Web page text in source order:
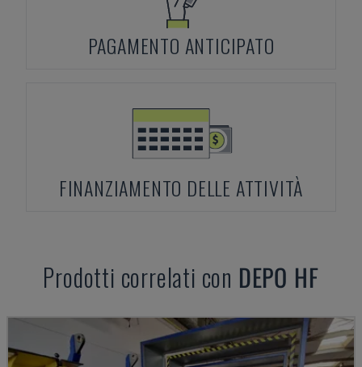
PAGAMENTO ANTICIPATO
FINANZIAMENTO DELLE ATTIVITÀ
Prodotti correlati con DEPO HF